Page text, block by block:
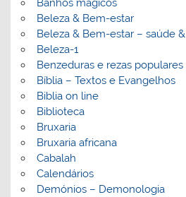
Banhos mágicos
Beleza & Bem-estar
Beleza & Bem-estar – saúde
Beleza-1
Benzeduras e rezas populares
Bíblia – Textos e Evangelhos
Biblia on line
Biblioteca
Bruxaria
Bruxaria africana
Cabalah
Calendários
Demónios – Demonologia